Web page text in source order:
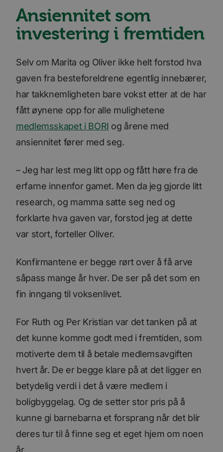
Ansiennitet som
investering i fremtiden
Selv om Marita og Oliver ikke helt forstod hva
gaven fra besteforeldrene egentlig innebærer,
har takknemligheten bare vokst etter at de har
fått øynene opp for alle mulighetene
medlemsskapet i BORI og årene med
ansiennitet fører med seg.
– Jeg har lest meg litt opp og fått høre fra de
erfarne innenfor gamet. Men da jeg gjorde litt
research, og mamma satte seg ned og
forklarte hva gaven var, forstod jeg at dette
var stort, forteller Oliver.
Konfirmantene er begge rørt over å få arve
såpass mange år hver. De ser på det som en
fin inngang til voksenlivet.
For Ruth og Per Kristian var det tanken på at
det kunne komme godt med i fremtiden, som
motiverte dem til å betale medlemsavgiften
hvert år. De er begge klare på at det ligger en
betydelig verdi i det å være medlem i
boligbyggelag. Og de setter stor pris på å
kunne gi barnebarna et forsprang når det blir
deres tur til å finne seg et eget hjem om noen
år.